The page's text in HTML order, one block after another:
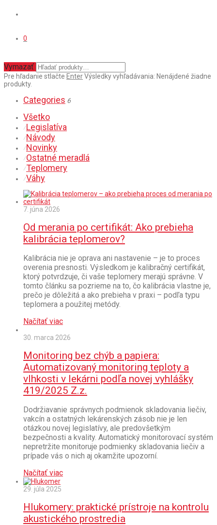
0
Vymazať
Pre hľadanie stlačte EnterVýsledky vyhľadávania: Nenájdené žiadne
produkty.
Categories 6
Všetko
⁄Legislatíva
⁄Návody
⁄Novinky
⁄Ostatné meradlá
⁄Teplomery
⁄Váhy
7. júna 2026
Od merania po certifikát: Ako prebieha
kalibrácia teplomerov?
Kalibrácia nie je oprava ani nastavenie – je to proces
overenia presnosti. Výsledkom je kalibračný certifikát,
ktorý potvrdzuje, či vaše teplomery merajú správne. V
tomto článku sa pozrieme na to, čo kalibrácia vlastne je,
prečo je dôležitá a ako prebieha v praxi – podľa typu
teplomera a použitej metódy.
Načítať viac
30. marca 2026
Monitoring bez chýb a papiera:
Automatizovaný monitoring teploty a
vlhkosti v lekárni podľa novej vyhlášky
419/2025 Z.z.
Dodržiavanie správnych podmienok skladovania liečiv,
vakcín a ostatných lekárenských zásob nie je len
otázkou novej legislatívy, ale predovšetkým
bezpečnosti a kvality. Automatický monitorovací systém
nepretržite monitoruje podmienky skladovania liečiv a
prípade vás o nich aj okamžite upozorní.
Načítať viac
29. júla 2025
Hlukomery: praktické prístroje na kontrolu
akustického prostredia